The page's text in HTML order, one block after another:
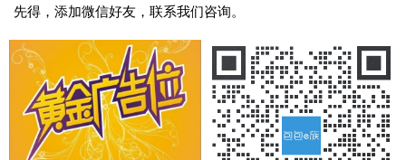
先得，添加微信好友，联系我们咨询。